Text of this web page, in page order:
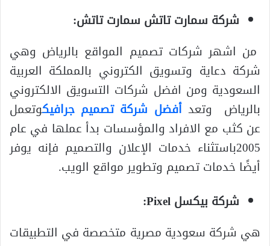
شركة سمارت تاتش سمارت تاتش:
من اشهر شركات تصميم المواقع بالرياض وهي
شركة دعاية وتسويق الكتروني بالمملكة العربية
السعودية ومن افضل شركات التسويق الالكتروني
بالرياض وتعد أفضل شركة تصميم جرافيكوتعمل
عن كثب مع الافراد والمؤسسات بدأ عملها في عام
2005باستثناء خدمات الإعلان والتصميم فإنه يوفر
أيضًا خدمات تصميم وتطوير مواقع الويب.
شركة بيكسل Pixel:
هي شركة سعودية مصرية متخصصة في التطبيقات